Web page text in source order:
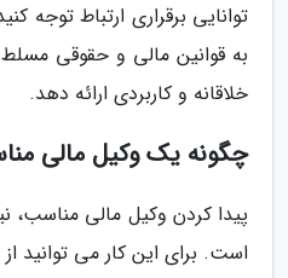
توانایی برقراری ارتباط توجه
به قوانین مالی و حقوقی
خلاقانه و کاربردی ارائه دهد.
چگونه یک وکیل مالی
پیدا کردن وکیل مالی مناسب،
است. برای این کار می توانید